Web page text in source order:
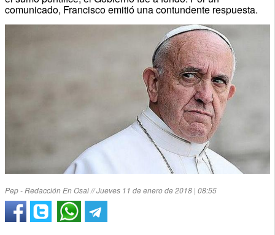
comunicado, Francisco emitió una contundente respuesta.
Pep - Redacción En Osai // Jueves 11 de enero de 2018 | 08:55